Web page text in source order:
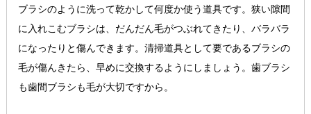
ブラシのように洗って乾かして何度か使う道具です。狭い隙間
に入れこむブラシは、だんだん毛がつぶれてきたり、バラバラ
になったりと傷んできます。清掃道具として要であるブラシの
毛が傷んきたら、早めに交換するようにしましょう。歯ブラシ
も歯間ブラシも毛が大切ですから。